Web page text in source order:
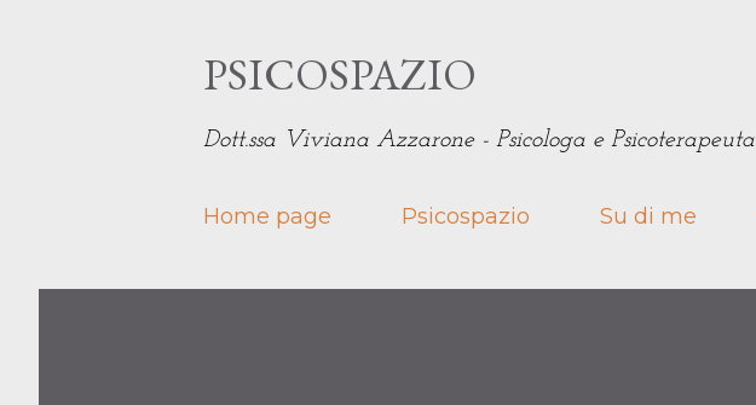
PSICOSPAZIO
Dott.ssa Viviana Azzarone - Psicologa e Psicoterapeuta
Home page Psicospazio Su di me